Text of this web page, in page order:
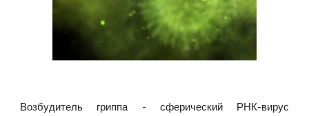
Возбудитель гриппа - сферический РНК-вирус